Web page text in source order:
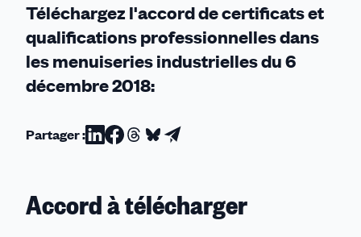
Téléchargez l'accord de certificats et
qualifications professionnelles dans
les menuiseries industrielles du 6
décembre 2018:
Partager :Partager
Linkedin
Partager
Facebook
Partager
Threads
Partager
Bluesky
Partager
email
Accord à télécharger